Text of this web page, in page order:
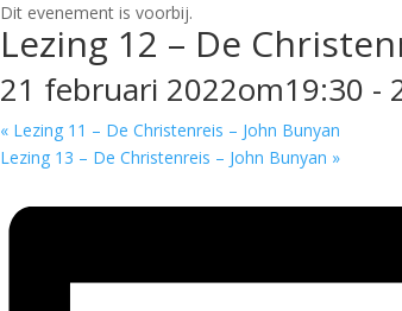
Dit evenement is voorbij.
Lezing 12 – De
21 februari 2022om19:30 -
« Lezing 11 – De Christenreis – John Bunyan
Lezing 13 – De Christenreis – John Bunyan »